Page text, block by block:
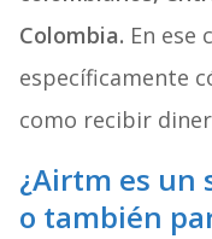
Colombia. En ese
específicamente
como recibir
¿Airtm es un
o también